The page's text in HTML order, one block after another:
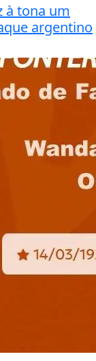
à tona um
argentino